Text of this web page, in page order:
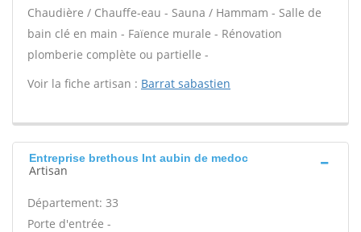
Chaudière / Chauffe-eau - Sauna / Hammam - Salle de
bain clé en main - Faïence murale - Rénovation
plomberie complète ou partielle -
Voir la fiche artisan : Barrat sabastien
Entreprise brethous Int aubin de medoc
Artisan
Département: 33
Porte d'entrée -